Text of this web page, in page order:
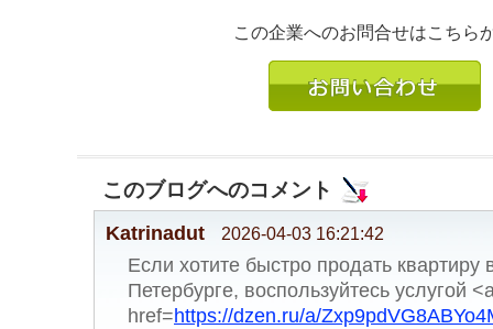
この企業へのお問合せはこちら
このブログへのコメント
Katrinadut 2026-04-03 16:21:42
Если хотите быстро продать квартиру
Петербурге, воспользуйтесь услугой
href=https://dzen.ru/a/